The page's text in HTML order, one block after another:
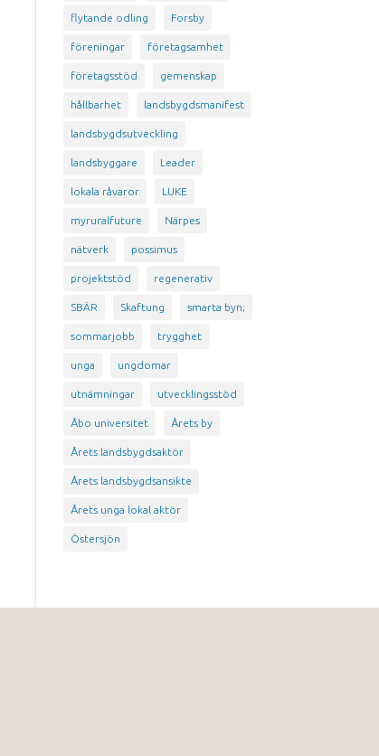
flytande odling Forsby
föreningar företagsamhet
företagsstöd gemenskap
hållbarhet landsbygdsmanifest
landsbygdsutveckling
landsbyggare Leader
lokala råvaror LUKE
myruralfuture Närpes
nätverk possimus
projektstöd regenerativ
SBÄR Skaftung smarta byn;
sommarjobb trygghet
unga ungdomar
utnämningar utvecklingsstöd
Åbo universitet Årets by
Årets landsbygdsaktör
Årets landsbygdsansikte
Årets unga lokal aktör
Östersjön